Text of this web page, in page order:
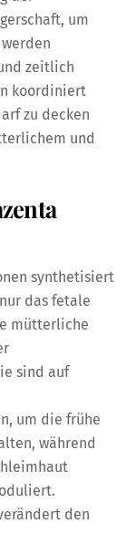
um
zeitlich
koordiniert
zu decken
und
synthetisiert
das fetale
mütterliche
sind auf
um die frühe
während
den